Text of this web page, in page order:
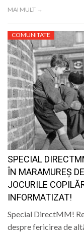
MAI MULT →
COMUNITATE
SPECIAL
ÎN MARAMUREȘ
JOCURILE
INFORMATIZAT!
Special DirectMM!
despre fericirea de